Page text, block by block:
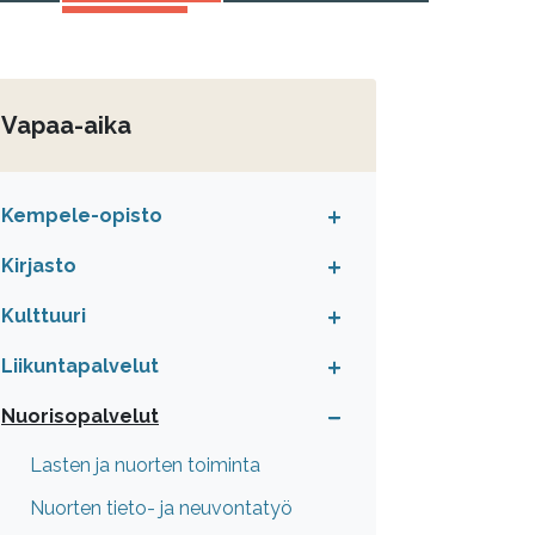
Vapaa-aika
Kempele-opisto
Kirjasto
Kulttuuri
Liikuntapalvelut
Nuorisopalvelut
Lasten ja nuorten toiminta
Nuorten tieto- ja neuvontatyö